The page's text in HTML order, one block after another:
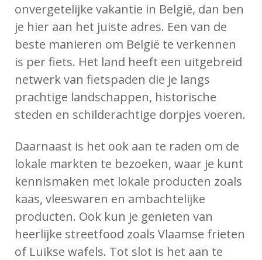
onvergetelijke vakantie in België, dan ben
je hier aan het juiste adres. Een van de
beste manieren om België te verkennen
is per fiets. Het land heeft een uitgebreid
netwerk van fietspaden die je langs
prachtige landschappen, historische
steden en schilderachtige dorpjes voeren.
Daarnaast is het ook aan te raden om de
lokale markten te bezoeken, waar je kunt
kennismaken met lokale producten zoals
kaas, vleeswaren en ambachtelijke
producten. Ook kun je genieten van
heerlijke streetfood zoals Vlaamse frieten
of Luikse wafels. Tot slot is het aan te